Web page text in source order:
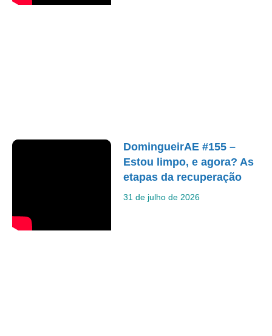
DomingueirAE #155 –
Estou limpo, e agora? As
etapas da recuperação
31 de julho de 2026